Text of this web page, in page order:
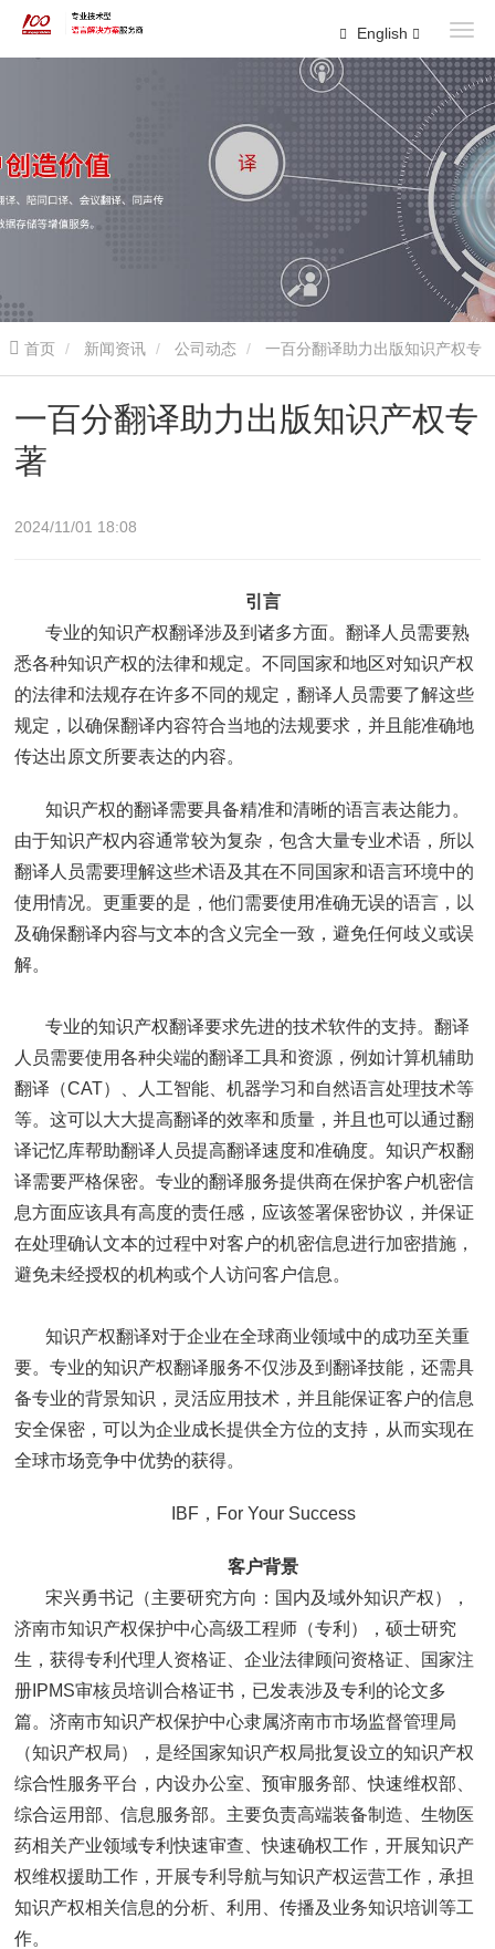
English
首页 新闻资讯 公司动态
一百分翻译助力出版知识产权专
著
2024/11/01 18:08
引言
专业的知识产权翻译涉及到诸多方面。翻译人员需要熟
悉各种知识产权的法律和规定。不同国家和地区对知识产权
的法律和法规存在许多不同的规定，翻译人员需要了解这些
规定，以确保翻译内容符合当地的法规要求，并且能准确地
传达出原文所要表达的内容。
知识产权的翻译需要具备精准和清晰的语言表达能力。
由于知识产权内容通常较为复杂，包含大量专业术语，所以
翻译人员需要理解这些术语及其在不同国家和语言环境中的
使用情况。更重要的是，他们需要使用准确无误的语言，以
及确保翻译内容与文本的含义完全一致，避免任何歧义或误
解。
专业的知识产权翻译要求先进的技术软件的支持。翻译
人员需要使用各种尖端的翻译工具和资源，例如计算机辅助
翻译（CAT）、人工智能、机器学习和自然语言处理技术等
等。这可以大大提高翻译的效率和质量，并且也可以通过翻
译记忆库帮助翻译人员提高翻译速度和准确度。知识产权翻
译需要严格保密。专业的翻译服务提供商在保护客户机密信
息方面应该具有高度的责任感，应该签署保密协议，并保证
在处理确认文本的过程中对客户的机密信息进行加密措施，
避免未经授权的机构或个人访问客户信息。
知识产权翻译对于企业在全球商业领域中的成功至关重
要。专业的知识产权翻译服务不仅涉及到翻译技能，还需具
备专业的背景知识，灵活应用技术，并且能保证客户的信息
安全保密，可以为企业成长提供全方位的支持，从而实现在
全球市场竞争中优势的获得。
IBF，For Your Success
客户背景
宋兴勇书记（主要研究方向：国内及域外知识产权），
济南市知识产权保护中心高级工程师（专利），硕士研究
生，获得专利代理人资格证、企业法律顾问资格证、国家注
册IPMS审核员培训合格证书，已发表涉及专利的论文多
篇。济南市知识产权保护中心隶属济南市市场监督管理局
（知识产权局），是经国家知识产权局批复设立的知识产权
综合性服务平台，内设办公室、预审服务部、快速维权部、
综合运用部、信息服务部。主要负责高端装备制造、生物医
药相关产业领域专利快速审查、快速确权工作，开展知识产
权维权援助工作，开展专利导航与知识产权运营工作，承担
知识产权相关信息的分析、利用、传播及业务知识培训等工
作。